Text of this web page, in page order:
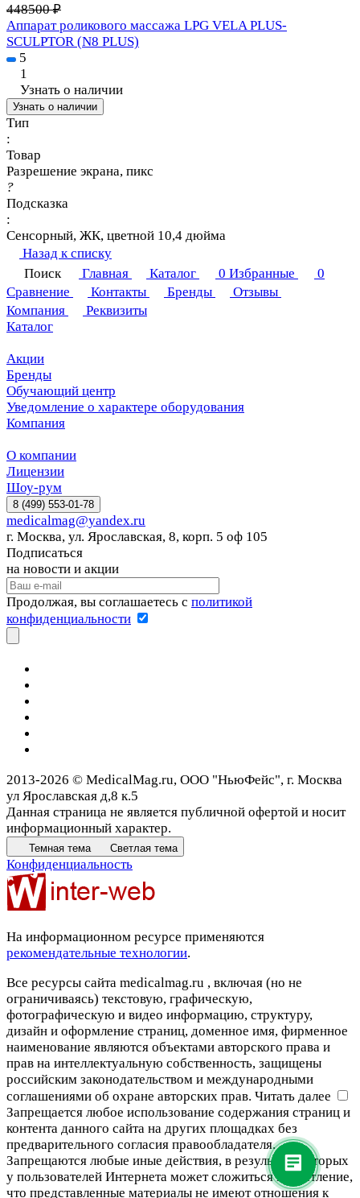
448500 ₽
Аппарат роликового массажа LPG VELA PLUS-
SCULPTOR (N8 PLUS)
5
1
Узнать о наличии
Узнать о наличии
Тип
:
Товар
Разрешение экрана, пикс
?
Подсказка
:
Сенсорный, ЖК, цветной 10,4 дюйма
Назад к списку
Поиск
Главная Каталог 0 Избранные
0
Сравнение
Контакты Бренды
Отзывы
Компания
Реквизиты
Каталог
Акции
Бренды
Обучающий центр
Уведомление о характере оборудования
Компания
О компании
Лицензии
Шоу-рум
8 (499) 553-01-78
medicalmag@yandex.ru
г. Москва, ул. Ярославская, 8, корп. 5 оф 105
Подписаться
на новости и акции
Продолжая, вы соглашаетесь с политикой
конфиденциальности
2013-2026 © MedicalMag.ru, ООО "НьюФейс", г. Москва
ул Ярославская д,8 к.5
Данная страница не является публичной офертой и носит
информационный характер.
Темная тема Светлая тема
Конфиденциальность
На информационном ресурсе применяются
рекомендательные технологии.
Все ресурсы сайта medicalmag.ru , включая (но не
ограничиваясь) текстовую, графическую,
фотографическую и видео информацию, структуру,
дизайн и оформление страниц, доменное имя, фирменное
наименование являются объектами авторского права и
прав на интеллектуальную собственность, защищены
российским законодательством и международными
соглашениями об охране авторских прав. Читать далее
Запрещается любое использование содержания страниц и
контента данного сайта на других площадках без
предварительного согласия правообладателя.
Запрещаются любые иные действия, в результате которых
у пользователей Интернета может сложиться впечатление,
что представленные материалы не имеют отношения к